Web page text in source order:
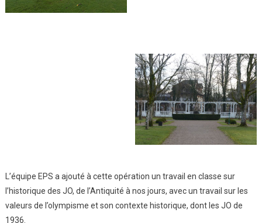
L’équipe EPS a ajouté à cette opération un travail en classe sur
l’historique des JO, de l’Antiquité à nos jours, avec un travail sur les
valeurs de l’olympisme et son contexte historique, dont les JO de
1936.